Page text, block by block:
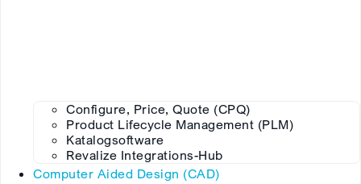
Configure, Price, Quote (CPQ)
Product Lifecycle Management (PLM)
Katalogsoftware
Revalize Integrations-Hub
Computer Aided Design (CAD)